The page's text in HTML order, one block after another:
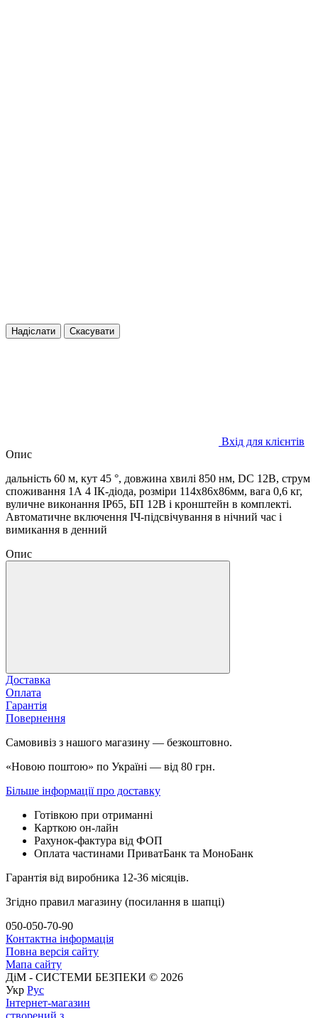
Надіслати Скасувати
Вхід для клієнтів
Опис
дальність 60 м, кут 45 °, довжина хвилі 850 нм, DC 12В, струм
споживання 1А 4 ІК-діода, розміри 114х86х86мм, вага 0,6 кг,
вуличне виконання IP65, БП 12В і кронштейн в комплекті.
Автоматичне включення ІЧ-підсвічування в нічний час і
вимикання в денний
Опис
Доставка
Оплата
Гарантія
Повернення
Самовивіз з нашого магазину — безкоштовно.
«Новою поштою» по Україні — від 80 грн.
Більше інформації про доставку
Готівкою при отриманні
Карткою он-лайн
Рахунок-фактура від ФОП
Оплата частинами ПриватБанк та МоноБанк
Гарантія від виробника 12-36 місяців.
Згідно правил магазину (посилання в шапці)
050-050-70-90
Контактна інформація
Повна версія сайту
Мапа сайту
ДіМ - СИСТЕМИ БЕЗПЕКИ © 2026
Укр Рус
Інтернет-магазин
створений з